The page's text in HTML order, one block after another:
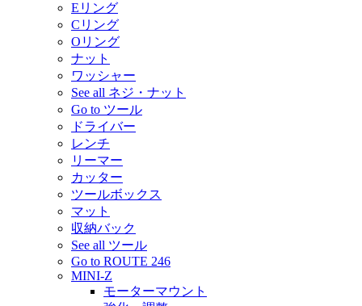
Eリング
Cリング
Oリング
ナット
ワッシャー
See all ネジ・ナット
Go to ツール
ドライバー
レンチ
リーマー
カッター
ツールボックス
マット
収納バック
See all ツール
Go to ROUTE 246
MINI-Z
モーターマウント